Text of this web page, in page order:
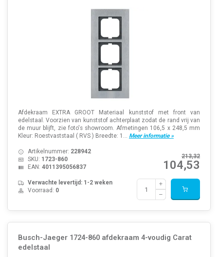
Afdekraam EXTRA GROOT Materiaal kunststof met front van
edelstaal. Voorzien van kunststof achterplaat zodat de rand vrij van
de muur blijft, zie foto's showroom. Afmetingen 106,5 x 248,5 mm
Kleur: Roestvaststaal ( RVS ) Breedte: 1... Meer informatie »
213,32
104,53
Artikelnummer: 228942
SKU: 1723-860
EAN: 4011395056837
Verwachte levertijd: 1-2 weken
Voorraad: 0
Busch-Jaeger 1724-860 afdekraam 4-voudig Carat
edelstaal